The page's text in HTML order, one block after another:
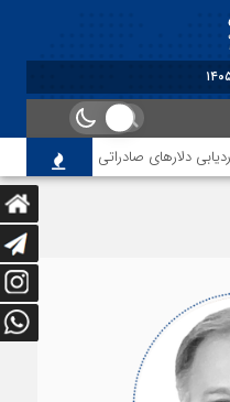
دلارهای صادراتی از اصلاح